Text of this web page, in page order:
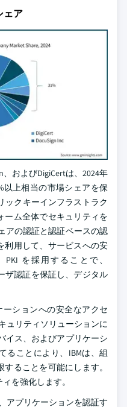
ェア
およびDigiCertは、2024年
以上相当の市場シェアを保
ックキーインフラストラク
ーム全体でセキュリティを
アの認証と認証ベースの認
利用して、サービスへの安
を採用することで、
ザ認証を保証し、デジタル
ションへの安全なアクセ
ュリティソリューションに
イス、およびアプリケーシ
ることにより、IBMは、組
ることを可能にします。
を強化します。
アプリケーションを認証す